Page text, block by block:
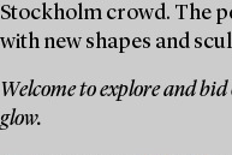
Stockholm crowd. The
with new shapes and
Welcome to explore and
glow.